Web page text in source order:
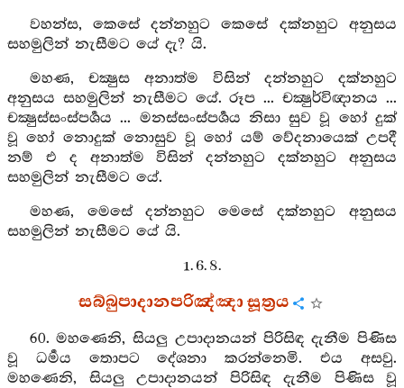
වහන්ස, කෙසේ දන්නහුට කෙසේ දක්නහුට අනුසය
සහමුලින් නැසීමට යේ දැ? යි.
මහණ, චක්‍ෂුස අනාත්ම විසින් දන්නහුට දක්නහුට
අනුසය සහමුලින් නැසීමට යේ. රූප ... චක්‍ෂුර්විඥානය ...
චක්‍ෂුස්සංස්පර්‍ශය ... මනස්සංස්පර්‍ශය නිසා සුව වූ හෝ දුක්
වූ හෝ නොදුක් නොසුව වූ හෝ යම් වේදනායෙක් උපදී
නම් එ ද අනාත්ම විසින් දන්නහුට දක්නහුට අනුසය
සහමුලින් නැසීමට යේ.
මහණ, මෙසේ දන්නහුට මෙසේ දක්නහුට අනුසය
සහමුලින් නැසීමට යේ යි.
1. 6. 8.
සබ්බුපාදානපරිඤ්ඤා සූත්‍රය
60. මහණෙනි, සියලු උපාදානයන් පිරිසිඳ දැනීම පිණිස
වූ ධර්‍මය තොපට දේශනා කරන්නෙමි. එය අසවු.
මහණෙනි, සියලු උපාදානයන් පිරිසිඳ දැනීම පිණිස වූ